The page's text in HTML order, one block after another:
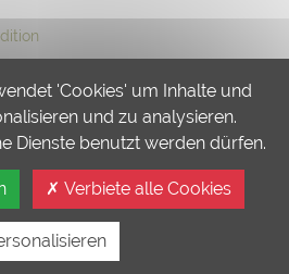
par excellence und passt
und genussvollen Vorspeisen
Lachs.
'Cookies' um Inhalte und
und zu analysieren.
Dienste benutzt werden dürfen.
Verbiete alle Cookies